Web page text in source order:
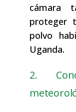
cámara
proteger
polvo
Uganda.
2.